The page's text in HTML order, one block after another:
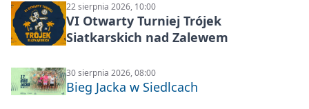
22 sierpnia 2026, 10:00
VI Otwarty Turniej Trójek
Siatkarskich nad Zalewem
30 sierpnia 2026, 08:00
Bieg Jacka w Siedlcach